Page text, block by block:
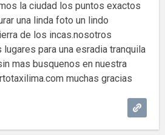
la ciudad los puntos exactos
una linda foto un lindo
de los incas.nosotros
para una esradia tranquila
mas busquenos en nuestra
muchas gracias